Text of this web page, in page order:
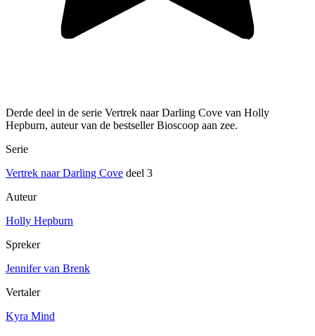
Derde deel in de serie Vertrek naar Darling Cove van Holly
Hepburn, auteur van de bestseller Bioscoop aan zee.
Serie
Vertrek naar Darling Cove deel 3
Auteur
Holly Hepburn
Spreker
Jennifer van Brenk
Vertaler
Kyra Mind